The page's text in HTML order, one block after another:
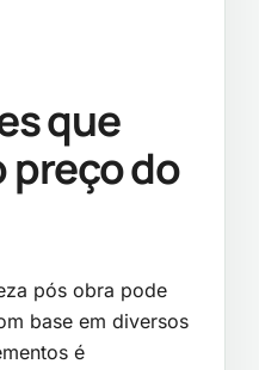
que
preço do
pós obra pode
base em diversos
é